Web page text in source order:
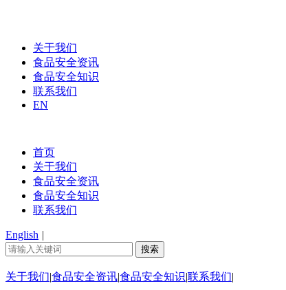
关于我们
食品安全资讯
食品安全知识
联系我们
EN
首页
关于我们
食品安全资讯
食品安全知识
联系我们
English |
关于我们|食品安全资讯|食品安全知识|联系我们|